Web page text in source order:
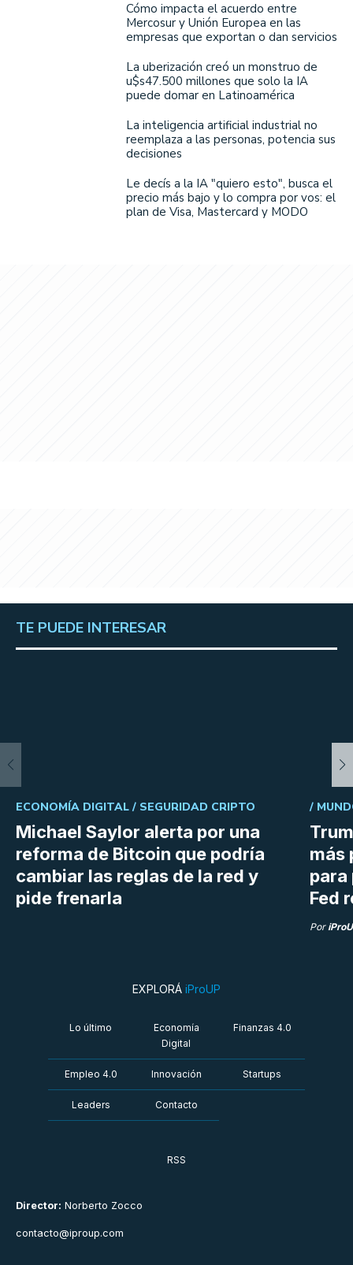
Cómo impacta el acuerdo entre
Mercosur y Unión Europea en las
empresas que exportan o dan servicios
La uberización creó un monstruo de
u$s47.500 millones que solo la IA
puede domar en Latinoamérica
La inteligencia artificial industrial no
reemplaza a las personas, potencia sus
decisiones
Le decís a la IA "quiero esto", busca el
precio más bajo y lo compra por vos: el
plan de Visa, Mastercard y MODO
TE PUEDE INTERESAR
Michael Saylor alerta por una
reforma de Bitcoin que podría
cambiar las reglas de la red y
pide frenarla
ECONOMÍA DIGITAL / SEGURIDAD CRIPTO
más
para
Fed
/
Por
Director: Norberto Zocco
contacto@iproup.com
EXPLORÁ iProUP
Lo último
Economía
Digital
Finanzas 4.0
Empleo 4.0 Innovación Startups
Leaders Contacto
RSS